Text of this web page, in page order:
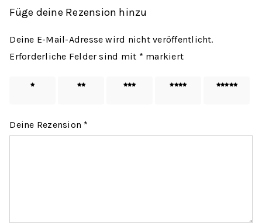
Füge deine Rezension hinzu
Deine E-Mail-Adresse wird nicht veröffentlicht.
Erforderliche Felder sind mit * markiert
1 von
2 von
3 von
4 von
5 von
Deine Rezension *